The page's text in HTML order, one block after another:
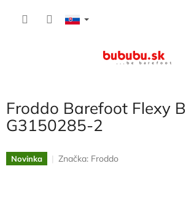
Froddo Barefoot Flexy
G3150285-2
Novinka Značka: Froddo